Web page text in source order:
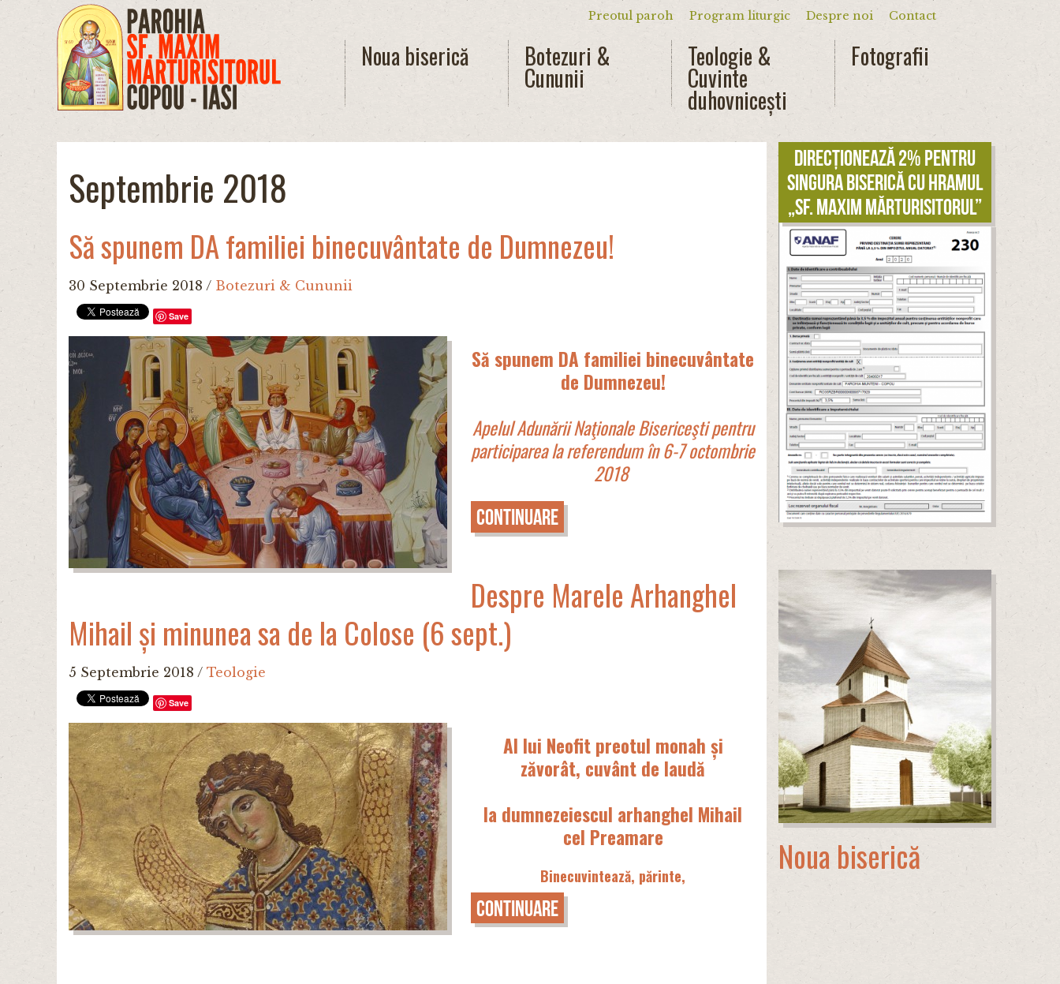
Mergi la conţinutul principal
Meniu secundar
Preotul paroh Program liturgic Despre noi Contact
Noua biserică Botezuri &
Cununii
Teologie &
Cuvinte
duhovnicești
Fotografii
Septembrie 2018
Să spunem DA familiei binecuvântate de Dumnezeu!
30 Septembrie 2018 / Botezuri & Cununii
Save
Să spunem DA familiei binecuvântate
de Dumnezeu!
Apelul Adunării Naţionale Bisericeşti pentru
participarea la referendum în 6-7 octombrie
2018
Continuare
Despre Marele Arhanghel
Mihail și minunea sa de la Colose (6 sept.)
5 Septembrie 2018 / Teologie
Save
Al lui Neofit preotul monah și
zăvorât, cuvânt de laudă
la dumnezeiescul arhanghel Mihail
cel Preamare
Binecuvintează, părinte,
Continuare
Direcționează 2% pentru
singura biserică cu hramul
„Sf. Maxim Mărturisitorul”
Noua biserică